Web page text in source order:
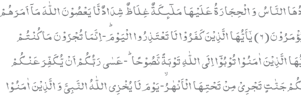
النَّاسُ وَ الْحِجَارَةُ عَلَیْهَا مَلٰٓىٕكَةٌ غِلَاظٌ شِدَادٌ لَّا یَعْصُوْنَ اللّٰهَ مَاۤ اَمَرَهُمْ
وَ یَفْعَلُوْنَ مَا یُؤْمَرُوْنَ(6) یٰۤاَیُّهَا الَّذِیْنَ كَفَرُوْا لَا تَعْتَذِرُوا الْیَوْمَؕ-اِنَّمَا تُجْزَوْنَ مَا كُنْتُمْ
یٰۤاَیُّهَا الَّذِیْنَ اٰمَنُوْا تُوْبُوْۤا اِلَى اللّٰهِ تَوْبَةً نَّصُوْحًاؕ-عَسٰى رَبُّكُمْ اَنْ یُّكَفِّرَ عَنْكُمْ
جَنّٰتٍ تَجْرِیْ مِنْ تَحْتِهَا الْاَنْهٰرُۙ-یَوْمَ لَا یُخْزِی اللّٰهُ النَّبِیَّ وَ الَّذِیْنَ اٰمَنُوْا